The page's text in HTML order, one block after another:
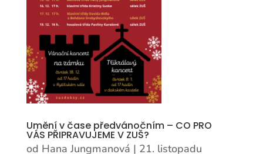
Umění v čase předvánočním – CO PRO
VÁS PŘIPRAVUJEME V ZUŠ?
od Hana Jungmanová | 21. listopadu